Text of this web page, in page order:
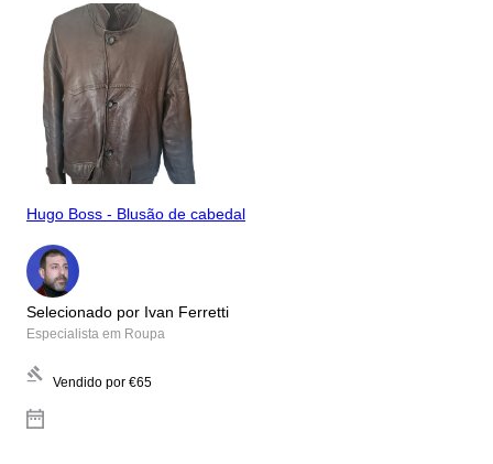
Hugo Boss - Blusão de cabedal
Selecionado por Ivan Ferretti
Especialista em Roupa
Vendido por €65